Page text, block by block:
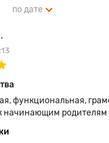
по дате
функциональная,
начинающим родителям